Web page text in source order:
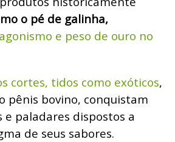
o pé de galinha,
e peso de ouro no
cortes, tidos como exóticos,
pênis bovino, conquistam
paladares dispostos a
de seus sabores.